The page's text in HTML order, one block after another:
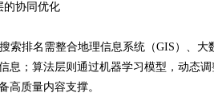
的协同优化
索排名需整合地理信息系统（GIS）、
息；算法层则通过机器学习模型，动态
高质量内容支撑。